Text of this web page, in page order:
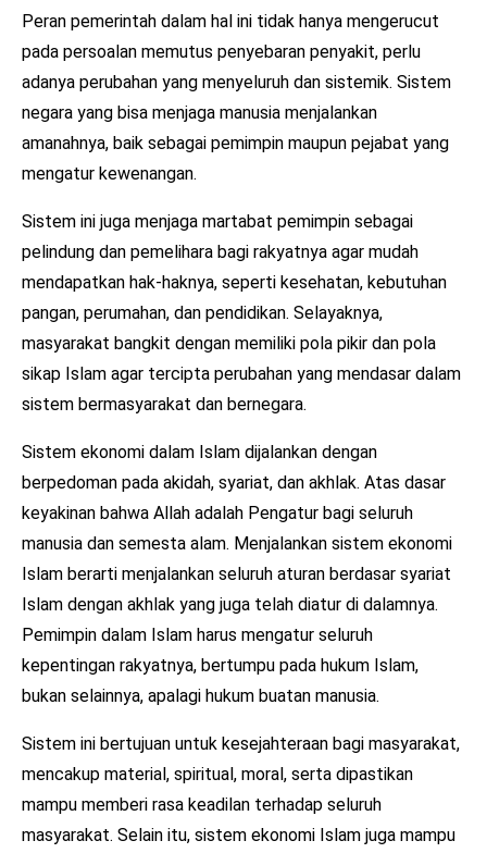
Peran pemerintah dalam hal ini tidak hanya mengerucut
pada persoalan memutus penyebaran penyakit, perlu
adanya perubahan yang menyeluruh dan sistemik. Sistem
negara yang bisa menjaga manusia menjalankan
amanahnya, baik sebagai pemimpin maupun pejabat yang
mengatur kewenangan.
Sistem ini juga menjaga martabat pemimpin sebagai
pelindung dan pemelihara bagi rakyatnya agar mudah
mendapatkan hak-haknya, seperti kesehatan, kebutuhan
pangan, perumahan, dan pendidikan. Selayaknya,
masyarakat bangkit dengan memiliki pola pikir dan pola
sikap Islam agar tercipta perubahan yang mendasar dalam
sistem bermasyarakat dan bernegara.
Sistem ekonomi dalam Islam dijalankan dengan
berpedoman pada akidah, syariat, dan akhlak. Atas dasar
keyakinan bahwa Allah adalah Pengatur bagi seluruh
manusia dan semesta alam. Menjalankan sistem ekonomi
Islam berarti menjalankan seluruh aturan berdasar syariat
Islam dengan akhlak yang juga telah diatur di dalamnya.
Pemimpin dalam Islam harus mengatur seluruh
kepentingan rakyatnya, bertumpu pada hukum Islam,
bukan selainnya, apalagi hukum buatan manusia.
Sistem ini bertujuan untuk kesejahteraan bagi masyarakat,
mencakup material, spiritual, moral, serta dipastikan
mampu memberi rasa keadilan terhadap seluruh
masyarakat. Selain itu, sistem ekonomi Islam juga mampu